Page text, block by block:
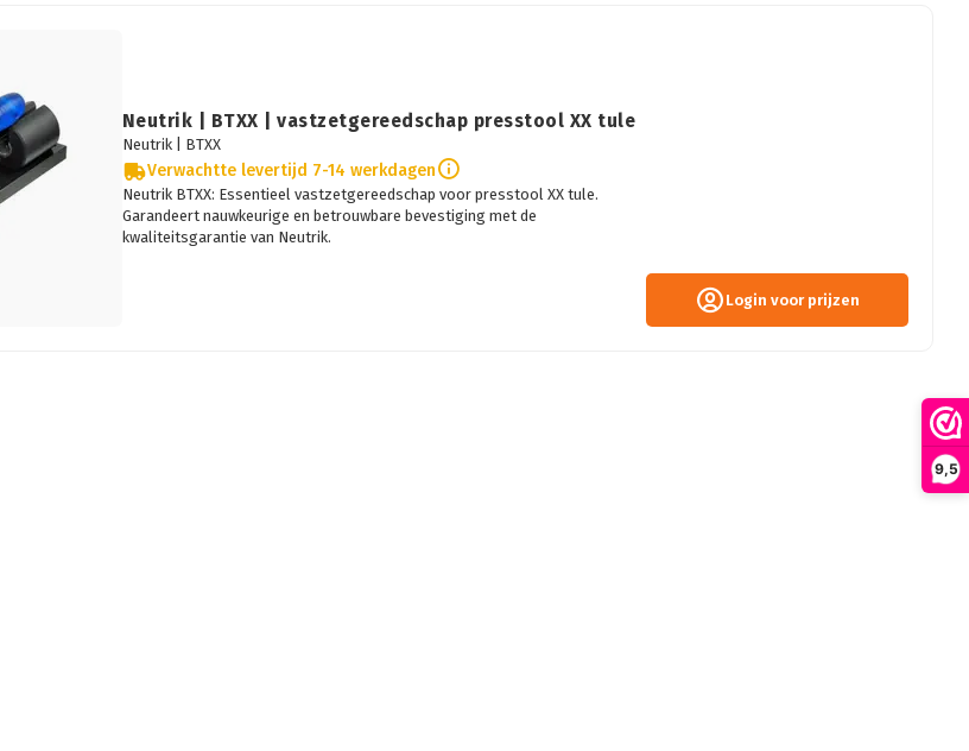
9,5
Neutrik | BTXX | vastzetgereedschap presstool XX tule
Neutrik | BTXX
Verwachtte levertijd 7-14 werkdagen
Neutrik BTXX: Essentieel vastzetgereedschap voor presstool XX tule.
Garandeert nauwkeurige en betrouwbare bevestiging met de
kwaliteitsgarantie van Neutrik.
Login voor prijzen